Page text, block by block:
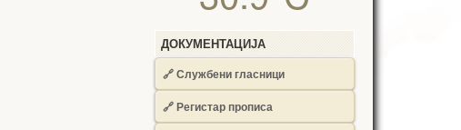
ДОКУМЕНТАЦИЈА
🔗Службени гласници
🔗Регистар прописа